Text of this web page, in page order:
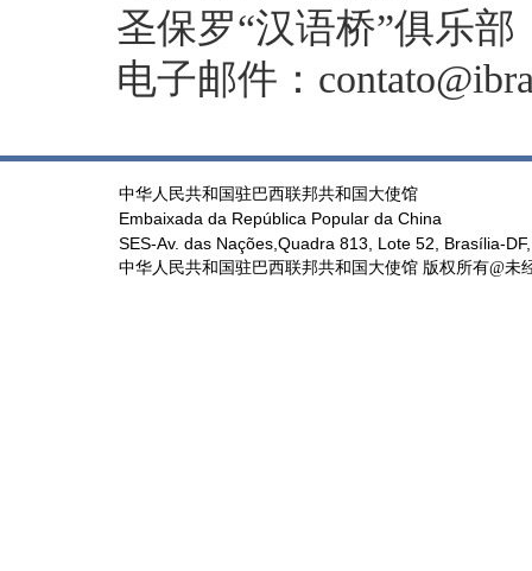
圣保罗“汉语桥”俱乐部
电子邮件：
中华人民共和国驻巴西联邦共和国大使馆
Embaixada da República Popular da China
SES-Av. das Nações,Quadra 813, Lote 52, Brasília-
中华人民共和国驻巴西联邦共和国大使馆 版权所有@未